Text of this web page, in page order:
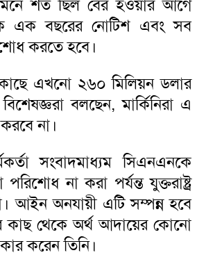
শর্ত ছিল বের হওয়ার আগে
এক বছরের নোটিশ এবং সব
করতে হবে।
কাছে এখনো ২৬০ মিলিয়ন ডলার
বলছেন, মার্কিনিরা এ
না।
সংবাদমাধ্যম সিএনএনকে
না করা পর্যন্ত যুক্তরাষ্ট্র
আইন অনযায়ী এটি সম্পন্ন হবে
কাছ থেকে অর্থ আদায়ের কোনো
করেন তিনি।